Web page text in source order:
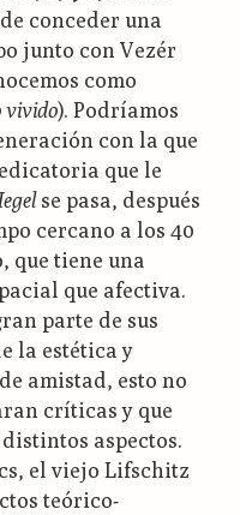
conceder una
junto con Vezér
como
vivido). Podríamos
con la que
que le
se pasa, después
cercano a los 40
que tiene una
que afectiva.
parte de sus
la estética y
amistad, esto no
críticas y que
aspectos.
el viejo Lifschitz
teórico-